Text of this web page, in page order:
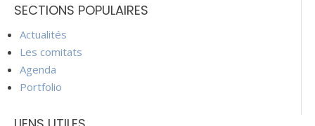
SECTIONS POPULAIRES
Actualités
Les comitats
Agenda
Portfolio